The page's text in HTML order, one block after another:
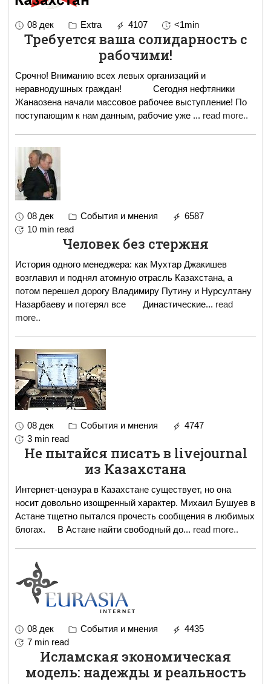
08 дек Extra 4107 <1min
Требуется ваша солидарность с
рабочими!
Срочно! Вниманию всех левых организаций и
неравнодушных граждан! Сегодня нефтяники
Жанаозена начали массовое рабочее выступление! По
поступающим к нам данным, рабочие уже ... read more..
08 дек События и мнения
6587
10 min read
Человек без стержня
История одного менеджера: как Мухтар Джакишев
возглавил и поднял атомную отрасль Казахстана, а
потом перешел дорогу Владимиру Путину и Нурсултану
Назарбаеву и потерял все Династические... read
more..
08 дек События и мнения
4747
3 min read
Не пытайся писать в livejournal
из Казахстана
Интернет-цензура в Казахстане существует, но она
носит довольно изощренный характер. Михаил Бушуев в
Астане тщетно пытался прочесть сообщения в любимых
блогах. В Астане найти свободный до... read more..
08 дек События и мнения
4435
7 min read
Исламская экономическая
модель: надежды и реальность